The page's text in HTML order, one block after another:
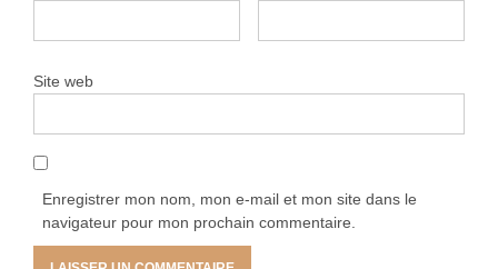
Site web
Enregistrer mon nom, mon e-mail et mon site dans le
navigateur pour mon prochain commentaire.